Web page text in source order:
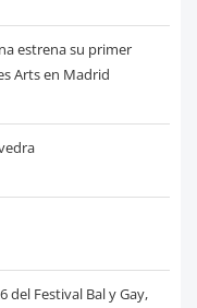
estrena su primer
Arts en Madrid
del Festival Bal y Gay,